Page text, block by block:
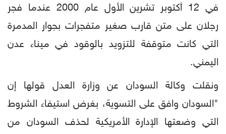
في 12 أكتوبر تشرين الأول عام 2000 عندما فجر
رجلان على متن قارب صغير متفجرات بجوار المدمرة
التي كانت متوقفة للتزويد بالوقود في ميناء عدن
اليمني.
ونقلت وكالة السودان عن وزارة العدل قولها إن
"السودان وافق على التسوية، بغرض استيفاء الشروط
التي وضعتها الإدارة الأمريكية لحذف السودان من